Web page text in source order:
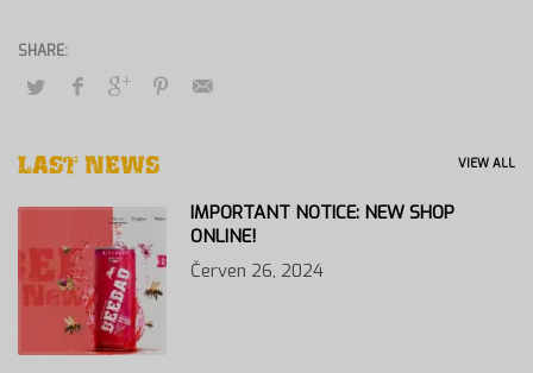
LAST NEWS VIEW ALL
IMPORTANT NOTICE: NEW SHOP
ONLINE!
Červen 26, 2024